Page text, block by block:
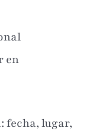
en
fecha, lugar,